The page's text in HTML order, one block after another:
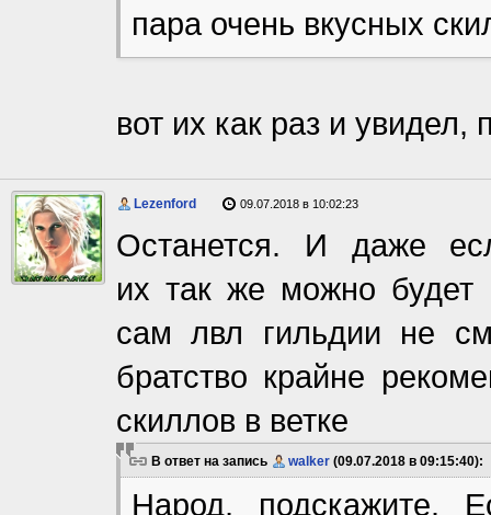
пара очень вкусных
вот их как раз и увидел,
Lezenford 09.07.2018 в 10:02:23
Останется. И даже
их так же можно будет
сам лвл гильдии не
братство крайне
скиллов в ветке
В ответ на запись walker (09.07.2018 в 09:15:40):
Народ, подскажите.